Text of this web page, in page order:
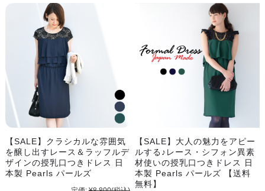
【SALE】クラシカルな雰囲気
を醸し出すレース＆ラッフルデ
ザインの授乳口つきドレス 日
本製 Pearls パールズ
【SALE】大人の魅力をアピー
ルする♪レース・シフォン異素
材使いの授乳口つきドレス 日
本製 Pearls パールズ 【送料
無料】